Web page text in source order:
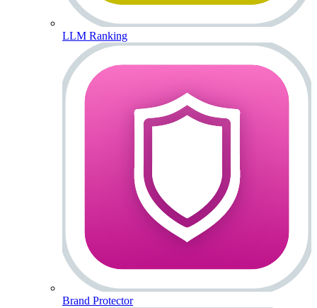
LLM Ranking
Brand Protector